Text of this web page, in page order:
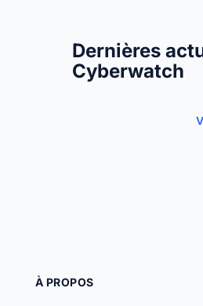
Dernières
Cyberwatch
À PROPOS